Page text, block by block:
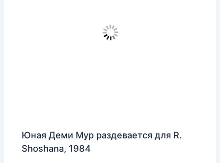
Юная Деми Мур раздевается для R.
Shoshana, 1984